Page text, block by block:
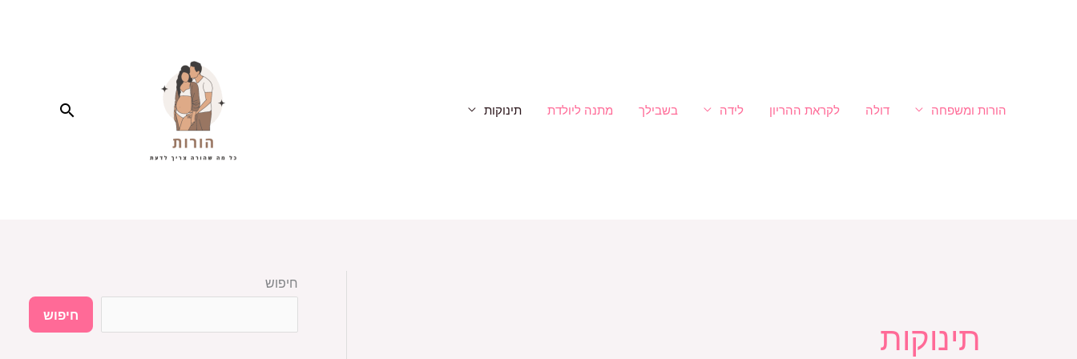
הורות ומשפחה דולה לקראת ההריון לידה בשבילך מתנה ליולדת תינוקות חיפוש
תינוקות
חיפוש
חיפוש